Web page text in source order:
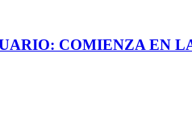
COMIENZA EN